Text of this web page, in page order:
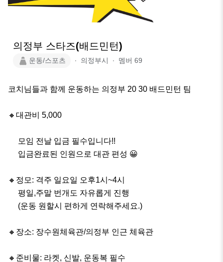
의정부 스타즈(배드민턴)
운동/스포츠 ∙ 의정부시 ∙ 멤버 69
코치님들과 함께 운동하는 의정부 20 30 배드민턴 팀
🔸️대관비 5,000
🔸️정모: 격주 일요일 오후1시~4시
🔸️장소: 장수원체육관/의정부 인근 체육관
🔸️준비물: 라켓, 신발, 운동복 필수